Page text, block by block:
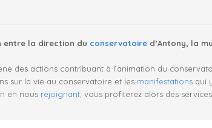
entre la direction du conservatoire d’Antony, la
des actions contribuant à l’animation du
sur la vie au conservatoire et les manifestations qui
en nous rejoignant, vous profiterez alors des